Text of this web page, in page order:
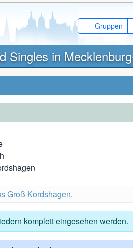
Gruppen
Singles in
Groß Kordshagen.
komplett eingesehen werden.
Migg99
51, Rostock